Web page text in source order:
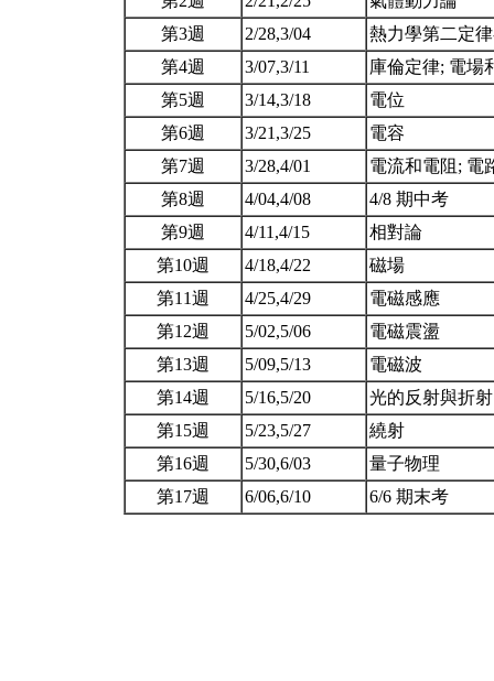
第3週
2/28,3/04
熱力學第二定
第4週
3/07,3/11
庫倫定律; 電場
第5週
3/14,3/18
電位
第6週
3/21,3/25
電容
第7週
3/28,4/01
電流和電阻; 電
第8週
4/04,4/08
4/8 期中考
第9週
4/11,4/15
相對論
第10週
4/18,4/22
磁場
第11週
4/25,4/29
電磁感應
第12週
5/02,5/06
電磁震盪
第13週
5/09,5/13
電磁波
第14週
5/16,5/20
光的反射與折
第15週
5/23,5/27
繞射
第16週
5/30,6/03
量子物理
第17週
6/06,6/10 6/6 期末考